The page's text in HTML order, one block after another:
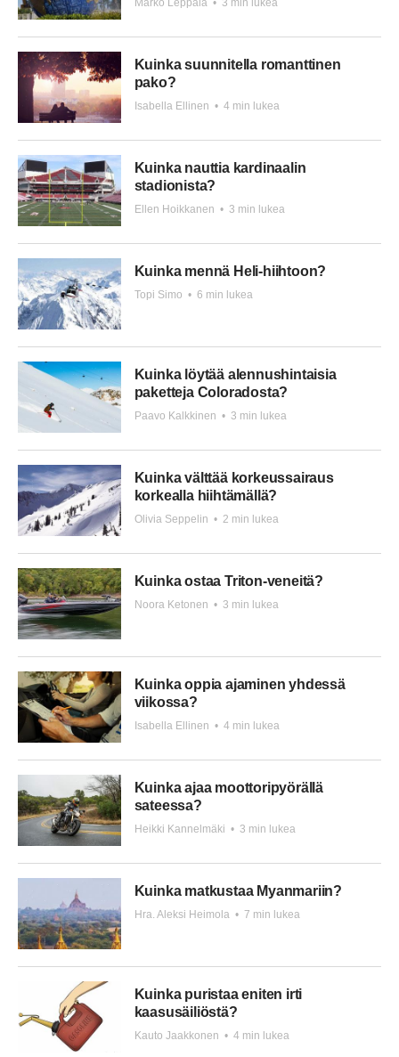
Marko Leppälä • 3 min lukea
Kuinka suunnitella romanttinen
pako?
Isabella Ellinen • 4 min lukea
Kuinka nauttia kardinaalin
stadionista?
Ellen Hoikkanen • 3 min lukea
Kuinka mennä Heli-hiihtoon?
Topi Simo • 6 min lukea
Kuinka löytää alennushintaisia
paketteja Coloradosta?
Paavo Kalkkinen • 3 min lukea
Kuinka välttää korkeussairaus
korkealla hiihtämällä?
Olivia Seppelin • 2 min lukea
Kuinka ostaa Triton-veneitä?
Noora Ketonen • 3 min lukea
Kuinka oppia ajaminen yhdessä
viikossa?
Isabella Ellinen • 4 min lukea
Kuinka ajaa moottoripyörällä
sateessa?
Heikki Kannelmäki • 3 min lukea
Kuinka matkustaa Myanmariin?
Hra. Aleksi Heimola • 7 min lukea
Kuinka puristaa eniten irti
kaasusäiliöstä?
Kauto Jaakkonen • 4 min lukea